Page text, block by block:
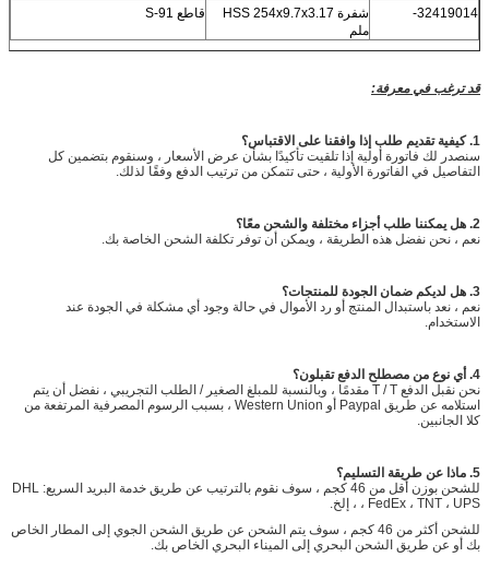
32419014-
شفرة HSS 254x9.7x3.17
ملم
قاطع S-91
قد ترغب في معرفة:
1. كيفية تقديم طلب إذا وافقنا على الاقتباس؟
سنصدر لك فاتورة أولية إذا تلقيت تأكيدًا بشأن عرض الأسعار ، وسنقوم بتضمين كل
التفاصيل في الفاتورة الأولية ، حتى تتمكن من ترتيب الدفع وفقًا لذلك.
2. هل يمكننا طلب أجزاء مختلفة والشحن معًا؟
نعم ، نحن نفضل هذه الطريقة ، ويمكن أن توفر تكلفة الشحن الخاصة بك.
3. هل لديكم ضمان الجودة للمنتجات؟
نعم ، نعد باستبدال المنتج أو رد الأموال في حالة وجود أي مشكلة في الجودة عند
الاستخدام.
4. أي نوع من مصطلح الدفع تقبلون؟
نحن نقبل الدفع T / T مقدمًا ، وبالنسبة للمبلغ الصغير / الطلب التجريبي ، نفضل أن يتم
استلامه عن طريق Paypal أو Western Union ، بسبب الرسوم المصرفية المرتفعة من
كلا الجانبين.
5. ماذا عن طريقة التسليم؟
للشحن بوزن أقل من 46 كجم ، سوف نقوم بالترتيب عن طريق خدمة البريد السريع: DHL
، FedEx ، TNT ، UPS ، إلخ.
للشحن أكثر من 46 كجم ، سوف يتم الشحن عن طريق الشحن الجوي إلى المطار الخاص
بك أو عن طريق الشحن البحري إلى الميناء البحري الخاص بك.